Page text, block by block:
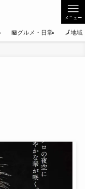
メニュー
🏪グルメ・日常 🗾地域